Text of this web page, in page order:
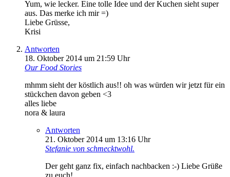
Yum, wie lecker. Eine tolle Idee und der Kuchen sieht super
aus. Das merke ich mir =)
Liebe Grüsse,
Krisi
Antworten
18. Oktober 2014 um 21:59 Uhr
Our Food Stories
mhmm sieht der köstlich aus!! oh was würden wir jetzt für ein
stückchen davon geben <3
alles liebe
nora & laura
Antworten
21. Oktober 2014 um 13:16 Uhr
Stefanie von schmecktwohl.
Der geht ganz fix, einfach nachbacken :-) Liebe Grüße
zu euch!